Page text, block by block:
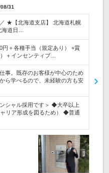
31
★【北海道支店】 北海道札幌
道日…
＋各種手当（規定あり） +賞
＋インセンティブ…
事。既存のお客様が中心のため
ら学べるので、未経験の方も安
シャル採用です＞ ◆大卒以上
リア形成を図るため） ◆普通